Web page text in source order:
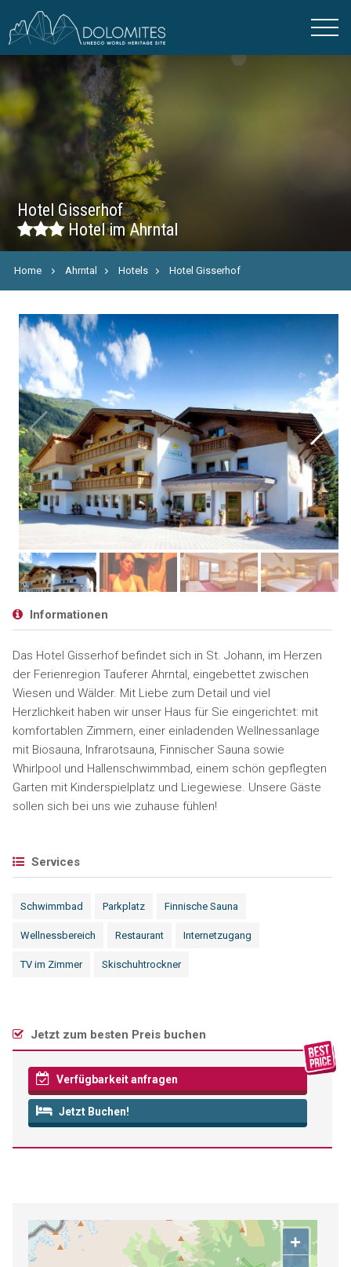
Hotel Gisserhof
Hotel im Ahrntal
Home Ahrntal Hotels Hotel Gisserhof
Informationen
Das Hotel Gisserhof befindet sich in St. Johann, im Herzen
der Ferienregion Tauferer Ahrntal, eingebettet zwischen
Wiesen und Wälder. Mit Liebe zum Detail und viel
Herzlichkeit haben wir unser Haus für Sie eingerichtet: mit
komfortablen Zimmern, einer einladenden Wellnessanlage
mit Biosauna, Infrarotsauna, Finnischer Sauna sowie
Whirlpool und Hallenschwimmbad, einem schön gepflegten
Garten mit Kinderspielplatz und Liegewiese. Unsere Gäste
sollen sich bei uns wie zuhause fühlen!
Services
Schwimmbad Parkplatz Finnische Sauna
Wellnessbereich Restaurant Internetzugang
TV im Zimmer Skischuhtrockner
Jetzt zum besten Preis buchen
Verfügbarkeit anfragen
Jetzt Buchen!
+